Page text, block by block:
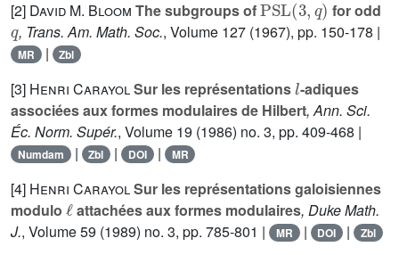
[2] David M. Bloom The subgroups of for odd
q
, Trans. Am. Math. Soc., Volume 127(1967), pp. 150-178 |
MR | Zbl
[3] Henri CarayolSur les représentations -adiques
associées aux formes modulaires de Hilbert, Ann. Sci.
Éc. Norm. Supér., Volume 19 (1986) no. 3, pp. 409-468 |
Numdam | Zbl | DOI | MR
[4] Henri CarayolSur les représentations galoisiennes
modulo
ℓ
attachées aux formes modulaires, Duke Math.
J., Volume 59 (1989) no. 3, pp. 785-801 | MR | DOI | Zbl